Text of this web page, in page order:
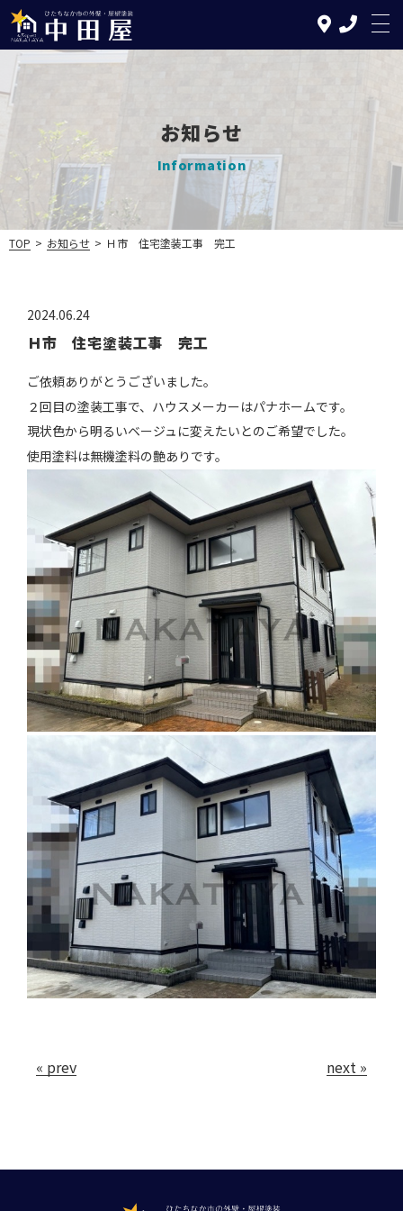
TOP
中田屋の特徴
塗装について
施工実績
お知らせ
会社案内
お問い合わせ
お知らせ
Information
TOP > お知らせ > Ｈ市 住宅塗装工事 完工
2024.06.24
Ｈ市 住宅塗装工事 完工
ご依頼ありがとうございました。
２回目の塗装工事で、ハウスメーカーはパナホームです。
現状色から明るいベージュに変えたいとのご希望でした。
使用塗料は無機塗料の艶ありです。
« prev next »